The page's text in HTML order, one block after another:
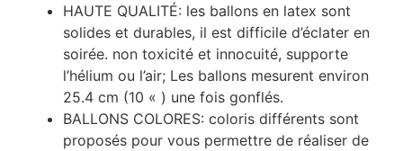
HAUTE QUALITÉ: les ballons en latex sont
solides et durables, il est difficile d’éclater en
soirée. non toxicité et innocuité, supporte
l’hélium ou l’air; Les ballons mesurent environ
25.4 cm (10 « ) une fois gonflés.
BALLONS COLORES: coloris différents sont
proposés pour vous permettre de réaliser de